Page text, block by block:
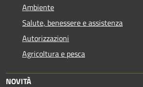
Ambiente
Salute, benessere e assistenza
Autorizzazioni
Agricoltura e pesca
NOVITÀ